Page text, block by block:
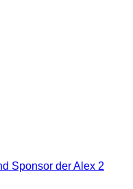
Sponsor der Alex 2